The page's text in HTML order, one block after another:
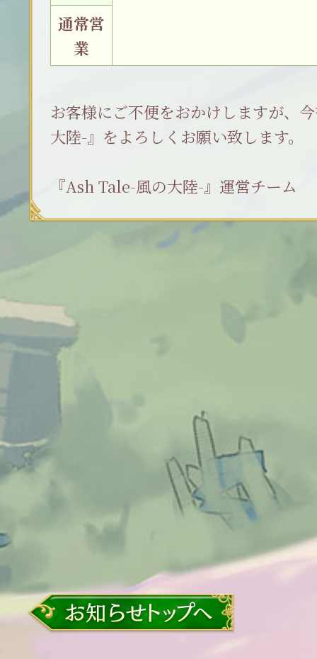
通常営
業
お客様にご不便をおかけしますが、
大陸-』をよろしくお願い致します。
『Ash Tale-風の大陸-』運営チーム